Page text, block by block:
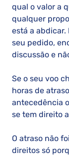
qual o valor a
qualquer
está a abdicar.
seu pedido,
discussão e
Se o seu voo
horas de
antecedência
se tem direito
O atraso não
direitos só